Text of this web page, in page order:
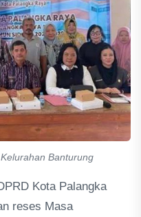
Banturung
Kota Palangka
reses Masa